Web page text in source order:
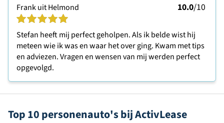
Frank uit Helmond 10.0/10
Stefan heeft mij perfect geholpen. Als ik belde wist hij
meteen wie ik was en waar het over ging. Kwam met tips
en adviezen. Vragen en wensen van mij werden perfect
opgevolgd.
Top 10 personenauto's bij ActivLease